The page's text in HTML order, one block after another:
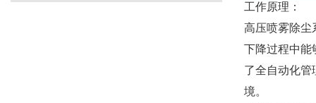
工作原理：
高压喷雾除尘
下降过程中能
了全自动化管
境。